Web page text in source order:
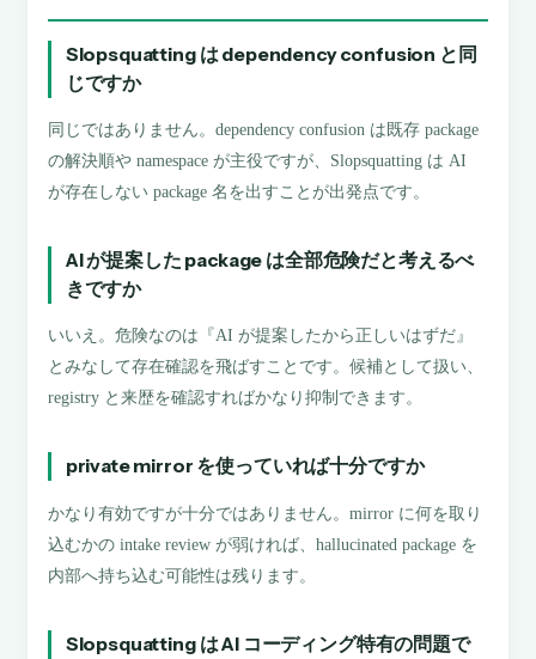
Slopsquatting は dependency confusion と同
じですか
同じではありません。dependency confusion は既存 package
の解決順や namespace が主役ですが、Slopsquatting は AI
が存在しない package 名を出すことが出発点です。
AI が提案した package は全部危険だと考えるべ
きですか
いいえ。危険なのは『AI が提案したから正しいはずだ』
とみなして存在確認を飛ばすことです。候補として扱い、
registry と来歴を確認すればかなり抑制できます。
private mirror を使っていれば十分ですか
かなり有効ですが十分ではありません。mirror に何を取り
込むかの intake review が弱ければ、hallucinated package を
内部へ持ち込む可能性は残ります。
Slopsquatting は AI コーディング特有の問題で